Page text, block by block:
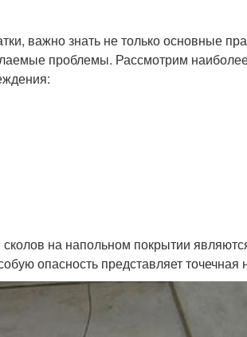
важно знать не только основные
проблемы. Рассмотрим
на напольном покрытии
опасность представляет точечная